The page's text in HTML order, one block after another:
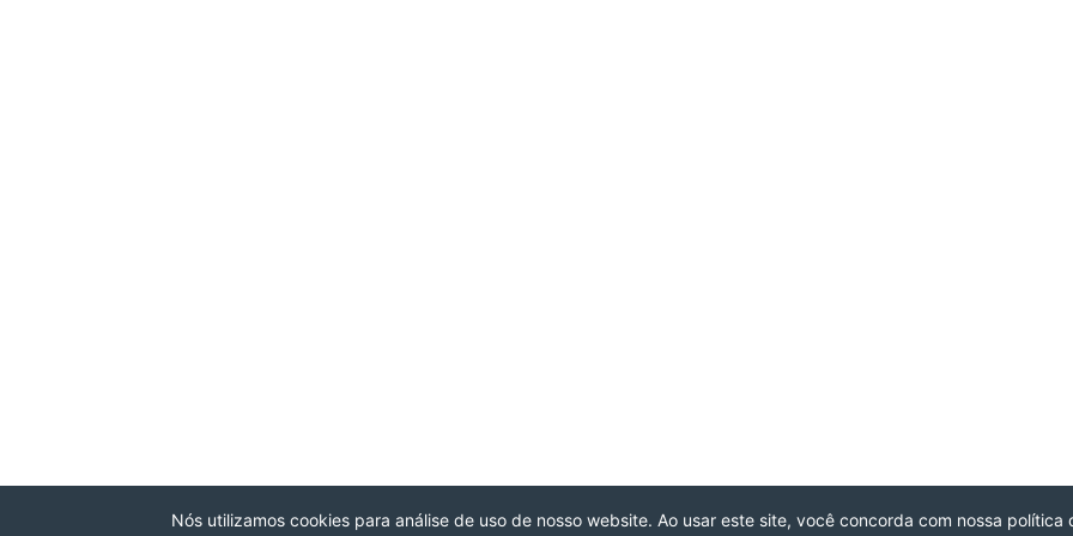
Nós utilizamos cookies para análise de uso de nosso website. Ao usar este site, você concorda com nossa política